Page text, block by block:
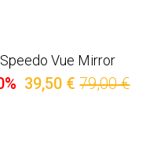
Speedo Vue Mirror
39,50 € 79,00 €